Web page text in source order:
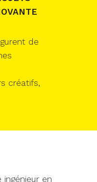
de
créatifs,
en